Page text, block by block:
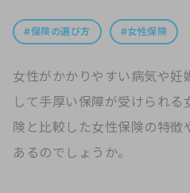
保険の選び方 女性保険
女性がかかりやすい病気や妊
して手厚い保障が受けられ
険と比較した女性保険の特徴
あるのでしょうか。